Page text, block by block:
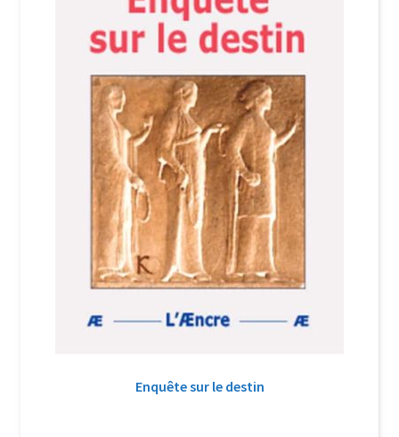
Newsletter
Nous Contacter
Politique de confidentialité et cookies
Qui sommes-nous ?
Soutien à Philippe Randa
Suivi de la Commande
Enquête sur le destin